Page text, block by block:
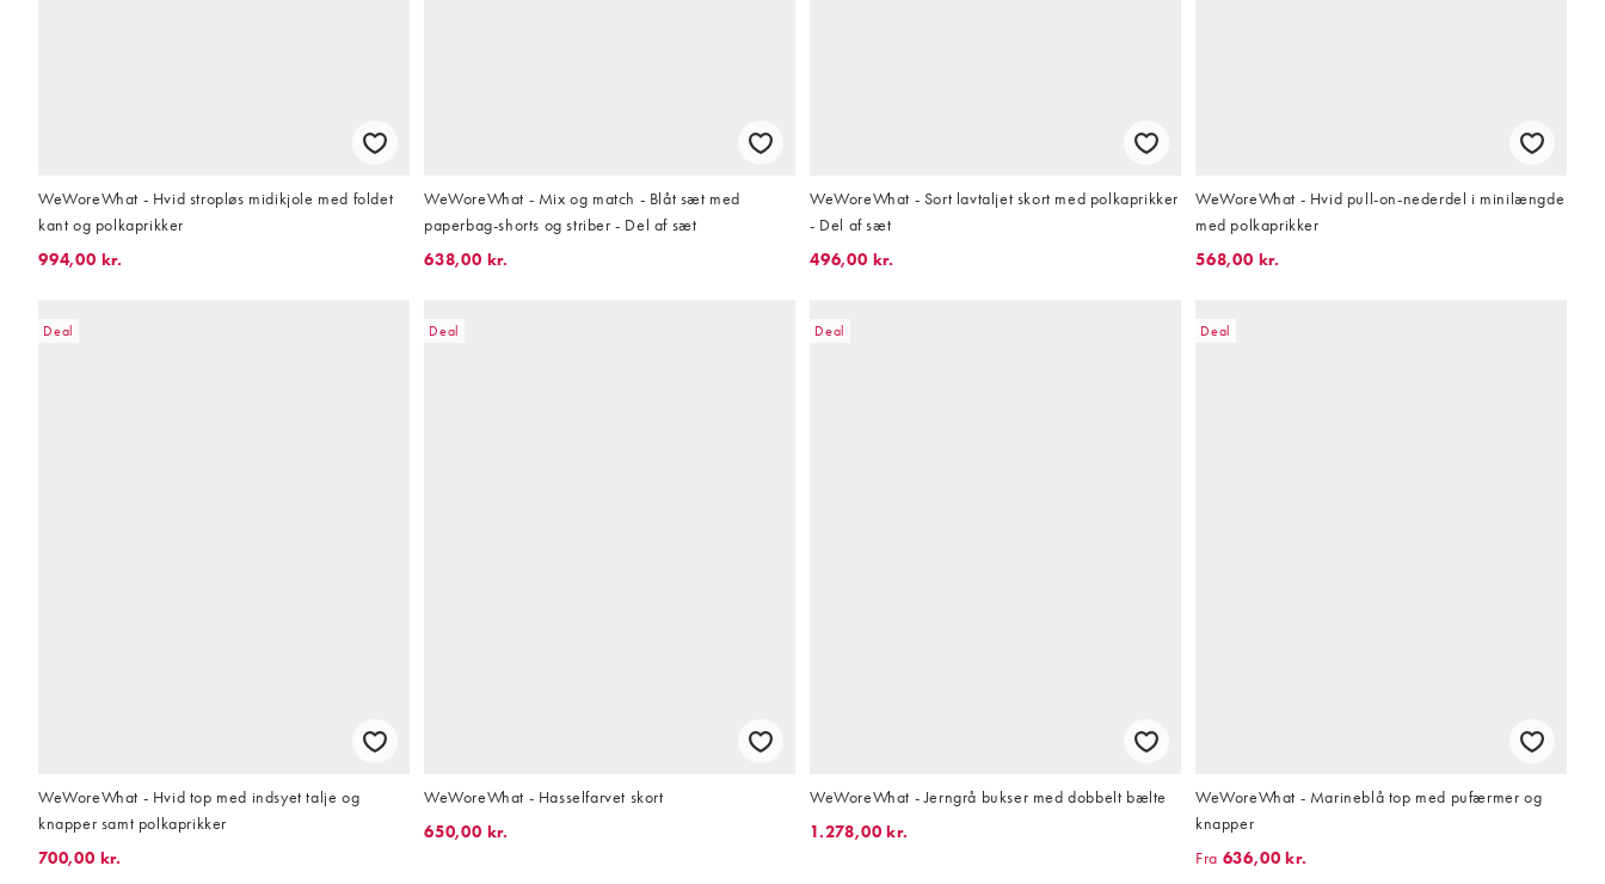
WeWoreWhat - Hvid stropløs midikjole med foldet
kant og polkaprikker
994,00 kr.
WeWoreWhat - Mix og match - Blåt sæt med
paperbag-shorts og striber - Del af sæt
638,00 kr.
WeWoreWhat - Sort lavtaljet skort med polkaprikker
- Del af sæt
496,00 kr.
WeWoreWhat - Hvid pull-on-nederdel i minilængde
med polkaprikker
568,00 kr.
Deal
WeWoreWhat - Hvid top med indsyet talje og
knapper samt polkaprikker
700,00 kr.
Deal
WeWoreWhat - Hasselfarvet skort
650,00 kr.
Deal
WeWoreWhat - Jerngrå bukser med dobbelt bælte
1.278,00 kr.
Deal
WeWoreWhat - Marineblå top med pufærmer og
knapper
Fra 636,00 kr.